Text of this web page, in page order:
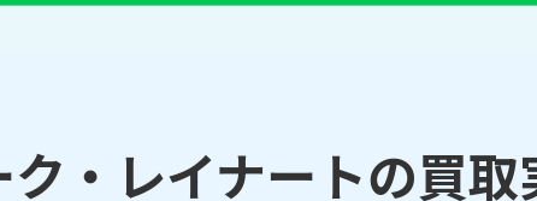
ク・レイナートの買取